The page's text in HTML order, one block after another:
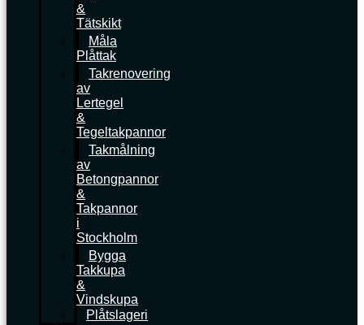
&
Tätskikt
Måla
Plåttak
Takrenovering
av
Lertegel
&
Tegeltakpannor
Takmålning
av
Betongpannor
&
Takpannor
i
Stockholm
Bygga
Takkupa
&
Vindskupa
Plåtslageri